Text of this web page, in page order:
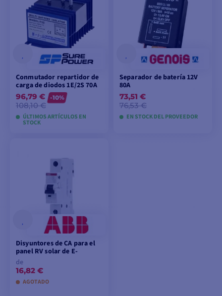
Conmutador repartidor de
carga de diodos 1E/2S 70A
96,79 €
108,10 €
-10%
ÚLTIMOS ARTÍCULOS EN
STOCK
Separador de batería 12V
80A
73,51 €
76,53 €
EN STOCK DEL PROVEEDOR
Disyuntores de CA para el
panel RV solar de E-
de
16,82 €
AGOTADO